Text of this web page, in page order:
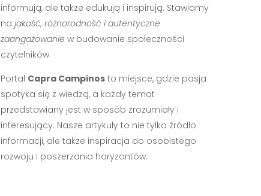
informują, ale także edukują i inspirują. Stawiamy
na jakość, różnorodność i autentyczne
zaangażowanie w budowanie społeczności
czytelników.
Portal Capra Campinosto miejsce, gdzie pasja
spotyka się z wiedzą, a każdy temat
przedstawiany jest w sposób zrozumiały i
interesujący. Nasze artykuły to nie tylko źródło
informacji, ale także inspiracja do osobistego
rozwoju i poszerzania horyzontów.